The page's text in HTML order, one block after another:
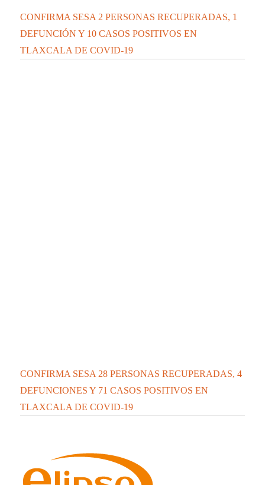
CONFIRMA SESA 2 PERSONAS RECUPERADAS, 1
DEFUNCIÓN Y 10 CASOS POSITIVOS EN
TLAXCALA DE COVID-19
CONFIRMA SESA 28 PERSONAS RECUPERADAS, 4
DEFUNCIONES Y 71 CASOS POSITIVOS EN
TLAXCALA DE COVID-19